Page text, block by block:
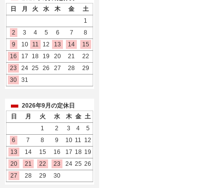
日
月 火 水 木 金
土
1
2
3 4 5 6 7
8
9
10 11 12 13 14
15
16
17 18 19 20 21
22
23
24 25 26 27 28
29
30
31
2026年9月の定休日
日
月 火 水 木 金 土
1
2 3 4
5
6
7 8 9 10 11 12
13
14 15 16 17 18 19
20
21 22 23 24 25 26
27
28 29 30